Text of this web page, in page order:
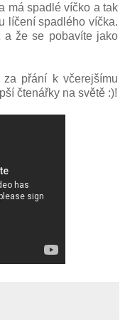
má spadlé víčko a tak
líčení spadlého víčka.
a že se pobavíte jako
přání k včerejšímu
čtenářky na světě :)!